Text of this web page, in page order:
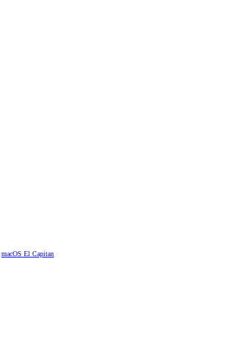
macOS El Capitan